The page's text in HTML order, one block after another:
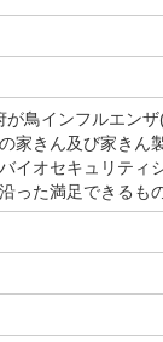
鳥インフルエン
家きん及び家きん
イオセキュリティ
った満足できるも